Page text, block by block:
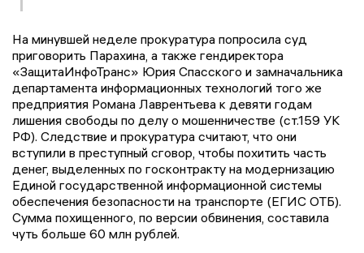
На минувшей неделе прокуратура попросила суд
приговорить Парахина, а также гендиректора
«ЗащитаИнфоТранс» Юрия Спасского и замначальника
департамента информационных технологий того же
предприятия Романа Лаврентьева к девяти годам
лишения свободы по делу о мошенничестве (ст.159 УК
РФ). Следствие и прокуратура считают, что они
вступили в преступный сговор, чтобы похитить часть
денег, выделенных по госконтракту на модернизацию
Единой государственной информационной системы
обеспечения безопасности на транспорте (ЕГИС ОТБ).
Сумма похищенного, по версии обвинения, составила
чуть больше 60 млн рублей.